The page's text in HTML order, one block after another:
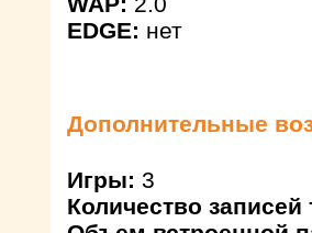
EDGE: нет
Дополнительные
Игры: 3
Количество